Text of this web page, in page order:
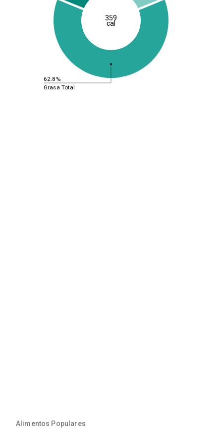
62.8%
Grasa Total
359
cal
Alimentos Populares